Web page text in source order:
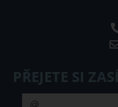
PŘEJETE SI